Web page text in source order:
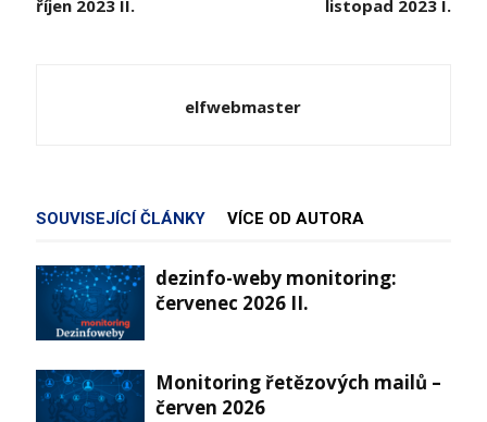
říjen 2023 II.
listopad 2023 I.
elfwebmaster
SOUVISEJÍCÍ ČLÁNKY VÍCE OD AUTORA
dezinfo-weby monitoring:
červenec 2026 II.
Monitoring řetězových mailů –
červen 2026